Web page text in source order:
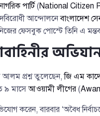
পার্টি(National Citizen
আন্দোলনেবাংলাদেশ
ফেসবুক পোস্টে তিনি এ
অভিযান
আলম প্রশ্ন তুলেছেন,জি এম
৯ মাসেআওয়ামী লীগের(
করেন, বারবার ‘অবৈধ